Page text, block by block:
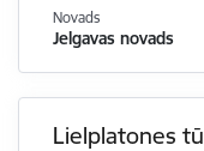
Novads
Jelgavas novads
Lielplatones